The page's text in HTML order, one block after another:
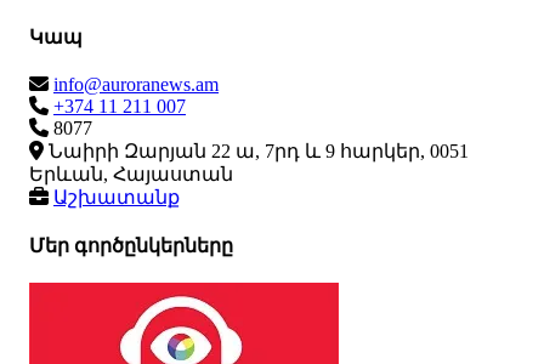
Կապ
info@auroranews.am
+374 11 211 007
8077
Նաիրի Զարյան 22 ա, 7րդ և 9 հարկեր, 0051
Երևան, Հայաստան
Աշխատանք
Մեր գործընկերները